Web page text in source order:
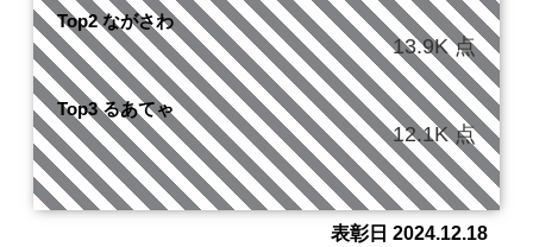
Top2 ながさわ
13.9K 点
Top3 るあてゃ
12.1K 点
表彰日 2024.12.18